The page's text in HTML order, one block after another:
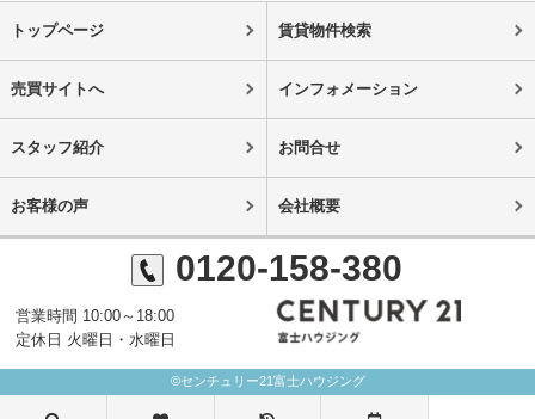
トップページ 賃貸物件検索
売買サイトへ インフォメーション
スタッフ紹介 お問合せ
お客様の声 会社概要
0120-158-380
営業時間 10:00～18:00
定休日 火曜日・水曜日
©センチュリー21富士ハウジング